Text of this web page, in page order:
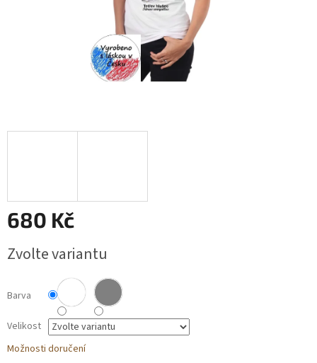
680 Kč
cena:
Zvolte variantu
Barva
Velikost
Možnosti doručení